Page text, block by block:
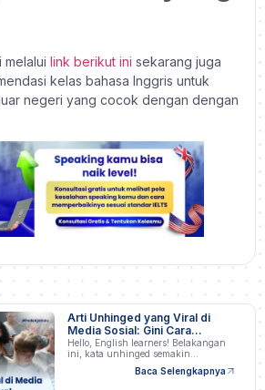
melalui link berikut ini sekarang juga
kelas bahasa Inggris untuk
negeri yang cocok dengan dengan
Arti Unhinged yang Viral di
Media Sosial: Gini Cara
Pakainya!
Hello, English learners! Belakangan
ini, kata unhinged semakin…
Baca Selengkapnya